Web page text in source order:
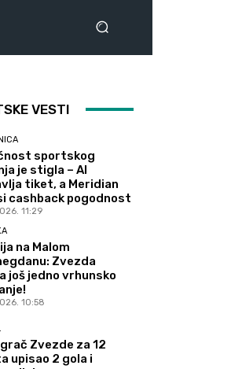
VESTI
sportskog
je stigla – AI
tiket, a Meridian
cashback pogodnost
11:29
na Malom
Zvezda
još jedno vrhunsko
10:58
Zvezde za 12
upisao 2 gola i